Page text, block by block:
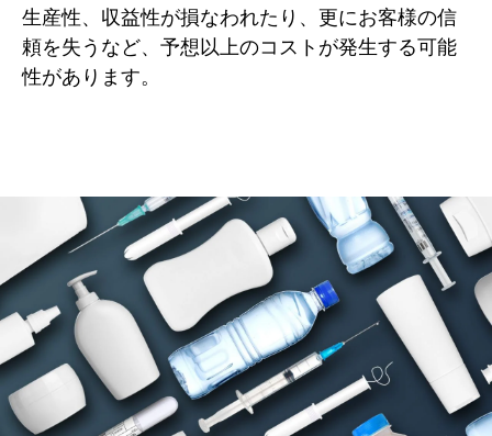
生産性、収益性が損なわれたり、更にお客様の信
頼を失うなど、予想以上のコストが発生する可能
性があります。